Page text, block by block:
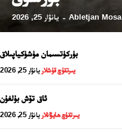
Abletjan Mosa
- يانۋار 25, 2026
بۈركۈتسىمان مۈشۈكياپىلاق
يىرتقۇچ قۇشلار يانۋار 25, 2026
ئاق تۆش بۇلغۇن
يىرتقۇچ ھايۋانلار يانۋار 25, 2026